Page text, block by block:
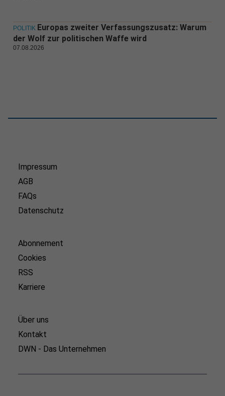
POLITIK Europas zweiter Verfassungszusatz: Warum
der Wolf zur politischen Waffe wird
07.08.2026
Impressum
AGB
FAQs
Datenschutz
Abonnement
Cookies
RSS
Karriere
Über uns
Kontakt
DWN - Das Unternehmen